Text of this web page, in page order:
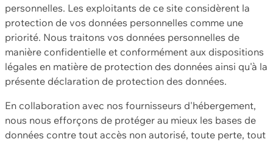
personnelles. Les exploitants de ce site considèrent la
protection de vos données personnelles comme une
priorité. Nous traitons vos données personnelles de
manière confidentielle et conformément aux dispositions
légales en matière de protection des données ainsi qu'à la
présente déclaration de protection des données.
En collaboration avec nos fournisseurs d'hébergement,
nous nous efforçons de protéger au mieux les bases de
données contre tout accès non autorisé, toute perte, tout